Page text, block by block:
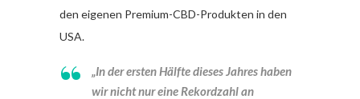
den eigenen Premium-CBD-Produkten in den
USA.
„In der ersten Hälfte dieses Jahres haben
wir nicht nur eine Rekordzahl an